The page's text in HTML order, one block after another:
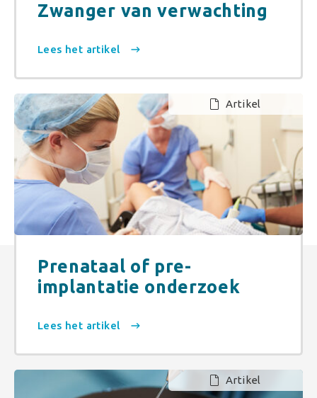
Zwanger van verwachting
Lees het artikel
Artikel
Prenataal of pre-
implantatie onderzoek
Lees het artikel
Artikel